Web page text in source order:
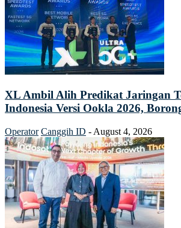
XL Ambil Alih Predikat Jaringan
Indonesia Versi Ookla 2026,
Operator Canggih ID - August 4, 2026